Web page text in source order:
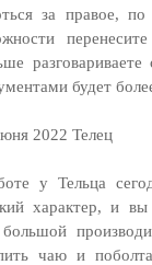
за правое,
разговариваете
будет
2022 Телец
у Тельца
характер, и
чаю и